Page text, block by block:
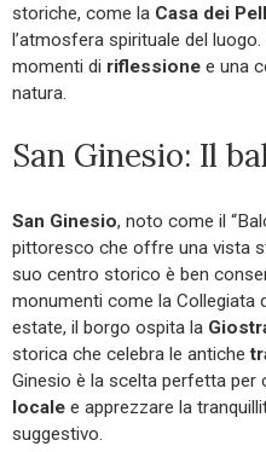
storiche, come la Casa dei
l’atmosfera spirituale del
momenti di riflessione e una
natura.
San Ginesio: Il
San Ginesio, noto come il
pittoresco che offre una vista
suo centro storico è ben
monumenti come la Collegiata
estate, il borgo ospita la
storica che celebra le antiche
Ginesio è la scelta perfetta per
locale e apprezzare la
suggestivo.